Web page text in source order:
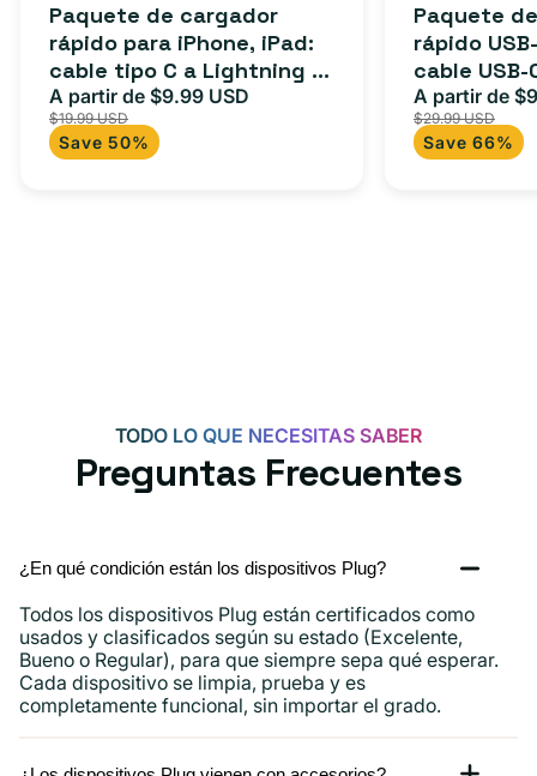
Paquete de cargador
rápido para iPhone, iPad:
cable tipo C a Lightning (1
m) + adaptador tipo C
Precio
de
oferta
A partir de $9.99 USD
$19.99 USD
Save 50%
Paquete
rápido
cable USB-
adaptador
para
iPad y más.
Precio
de
oferta
A partir de
$29.99 USD
Save 66%
TODO LO QUE NECESITAS SABER
Preguntas Frecuentes
¿En qué condición están los dispositivos Plug?
Todos los dispositivos Plug están certificados como
usados ​​y clasificados según su estado (Excelente,
Bueno o Regular), para que siempre sepa qué esperar.
Cada dispositivo se limpia, prueba y es
completamente funcional, sin importar el grado.